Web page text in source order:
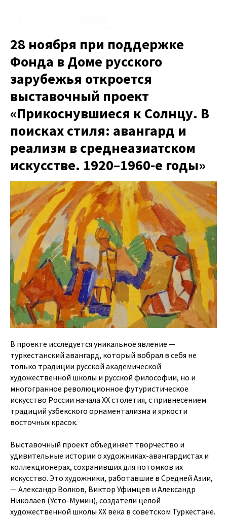
28 ноября при поддержке
Фонда в Доме русского
зарубежья откроется
выставочный проект
«Прикоснувшиеся к Солнцу. В
поисках стиля: авангард и
реализм в среднеазиатском
искусстве. 1920–1960-е годы»
В проекте исследуется уникальное явление —
туркестанский авангард, который вобрал в себя не
только традиции русской академической
художественной школы и русской философии, но и
многогранное революционное футуристическое
искусство России начала XX столетия, с привнесением
традиций узбекского орнаментализма и яркости
восточных красок.
Выставочный проект объединяет творчество и
удивительные истории о художниках-авангардистах и
коллекционерах, сохранивших для потомков их
искусство. Это художники, работавшие в Средней Азии,
— Александр Волков, Виктор Уфимцев и Александр
Николаев (Усто-Мумин), создатели целой
художественной школы XX века в советском Туркестане.